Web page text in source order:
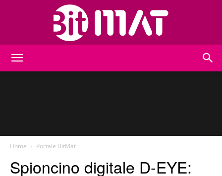
Home Portale BitMat
Spioncino digitale D-EYE: